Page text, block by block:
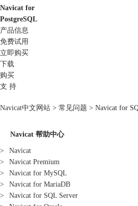
Navicat for
PostgreSQL
产品信息
免费试用
立即购买
下载
购买
支 持
Navicat中文网站 > 常见问题 > Navicat for
Navicat 帮助中心
>
Navicat
>
Navicat Premium
>
Navicat for MySQL
>
Navicat for MariaDB
>
Navicat for SQL Server